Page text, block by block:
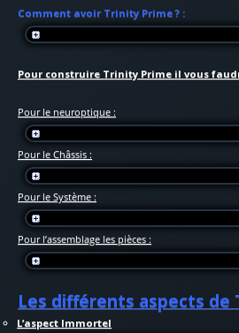
Comment avoir Trinity Prime ? :
Pour construire Trinity Prime il vous
Pour le neuroptique :
Pour le Châssis :
Pour le Système :
Pour l’assemblage les pièces :
Les différents aspects de
L’aspect Immortel